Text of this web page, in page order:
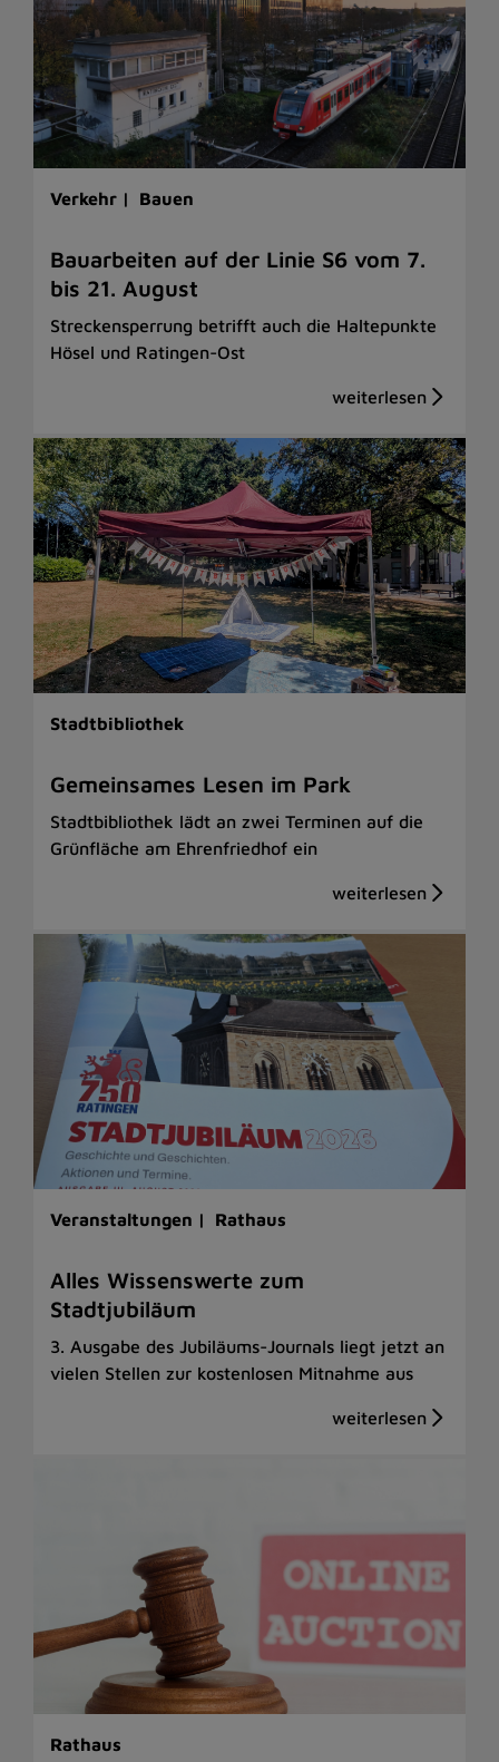
Verkehr | Bauen
Bauarbeiten auf der Linie S6 vom 7.
bis 21. August
Streckensperrung betrifft auch die Haltepunkte
Hösel und Ratingen-Ost
Stadtbibliothek
Gemeinsames Lesen im Park
Stadtbibliothek lädt an zwei Terminen auf die
Grünfläche am Ehrenfriedhof ein
Veranstaltungen | Rathaus
Alles Wissenswerte zum
Stadtjubiläum
3. Ausgabe des Jubiläums-Journals liegt jetzt an
vielen Stellen zur kostenlosen Mitnahme aus
Rathaus